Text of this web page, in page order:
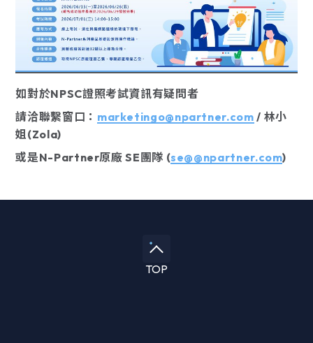
如對於NPSC證照考試資訊有疑問者
請洽聯繫窗口： marketingo@npartner.com / 林小
姐(Zola)
或是N-Partner原廠 SE團隊 (se@@npartner.com)
TOP